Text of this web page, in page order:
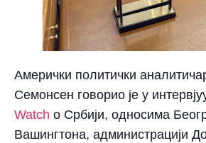
Амерички политички
Семонсен говорио је у
Watch о Србији, односима
Вашингтона, администрацији